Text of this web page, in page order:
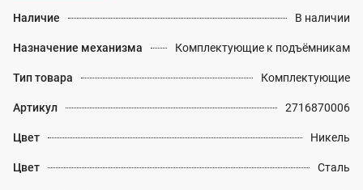
Наличие В наличии
Назначение механизма Комплектующие к подъёмникам
Тип товара Комплектующие
Артикул 2716870006
Цвет Никель
Цвет Сталь